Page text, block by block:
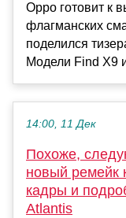
Oppo готовит к
флагманских
поделился
Модели Find X9
14:00, 11 Дек
Похоже,
новый ремейк
кадры и
Atlantis